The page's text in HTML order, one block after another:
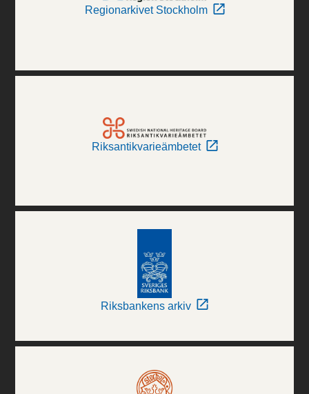
Regionarkivet Stockholm
Riksantikvarieämbetet
Riksbankens arkiv